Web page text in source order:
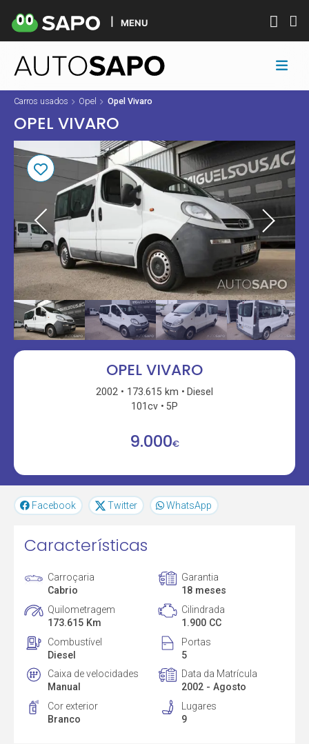
MENU
Carros usados Opel Opel Vivaro
OPEL VIVARO
OPEL VIVARO
2002 173.615 km
Diesel
101cv
5P
9.000€
Facebook Twitter WhatsApp
Características
Carroçaria
Cabrio
Garantia
18 meses
Quilometragem
173.615 Km
Cilindrada
1.900 CC
Combustível
Diesel
Portas
5
Caixa de velocidades
Manual
Data da Matrícula
2002 - Agosto
Cor exterior
Branco
Lugares
9